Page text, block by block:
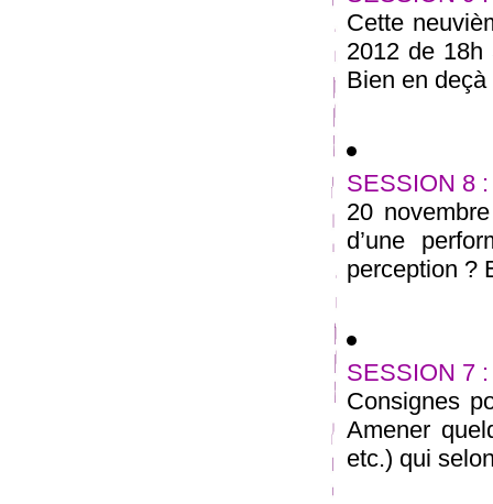
Cette
2012 de 18h
Bien en
SESSION 8
20
d’une
perception ?
SESSION 7
Consignes
Amener
etc.) qui